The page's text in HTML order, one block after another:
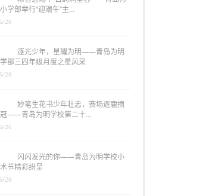
明学校小学部举行“迎端午”主…
逐光少年，星耀为明——青岛为明
学校小学部三四年级月度之星风采
妙笔生花书少年壮志，赛场逐鹿摘
——青岛为明学校第二十…
26
闪闪发光的你——青岛为明学校小
学部艺术节精彩纷呈